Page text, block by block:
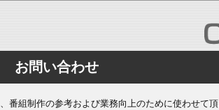
お問い合わせ
組制作の参考および業務向上のために使わせて頂